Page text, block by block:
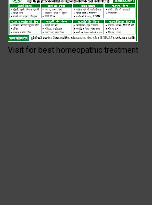
Visit for best homeopathic treatment